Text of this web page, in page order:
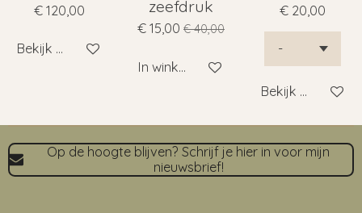
€ 120,00
Bekijk details
zeefdruk
€ 15,00 € 40,00
In winkelwagen
€ 20,00
Bekijk details
Op de hoogte blijven? Schrijf je hier in voor mijn
nieuwsbrief!